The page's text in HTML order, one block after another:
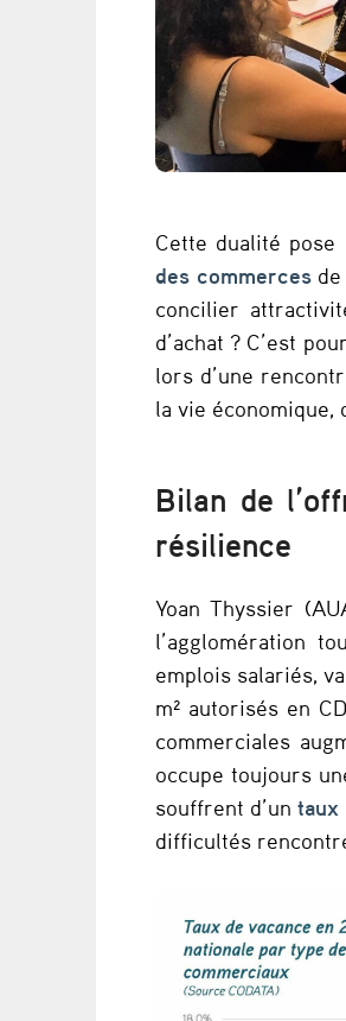
e
l
s
i
p
a
c
t
s
s
r
n
o
s
t
Cette dualité
des commercesde
concilier
d’achat ? C’est
lors d’une
la vie économique,
Bilan de
résilience
Yoan Thyssier
l’agglomération
emplois salariés,
m² autorisés en
commerciales
occupe toujours
souffrent d’untaux
difficultés